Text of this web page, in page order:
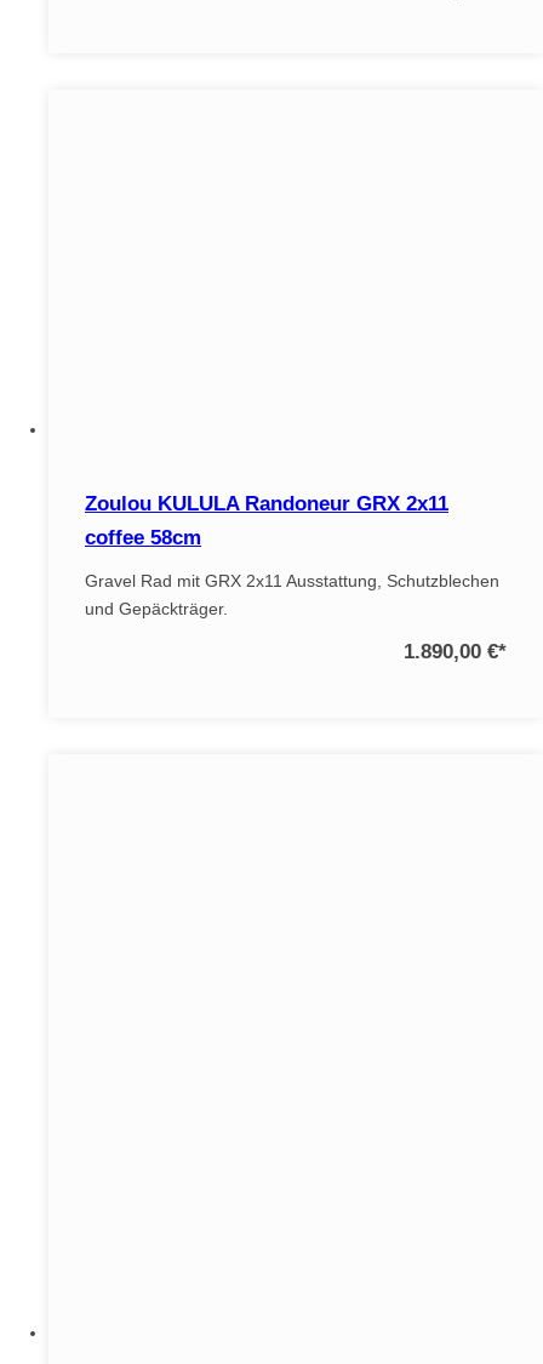
Zoulou KULULA Randoneur GRX 2x11
coffee 58cm
Gravel Rad mit GRX 2x11 Ausstattung, Schutzblechen
und Gepäckträger.
1.890,00 €*